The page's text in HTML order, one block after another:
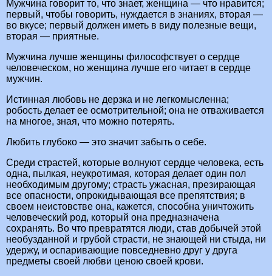
Мужчина говорит то, что знает, женщина — что нравится;
первый, чтобы говорить, нуждается в знаниях, вторая —
во вкусе; первый должен иметь в виду полезные вещи,
вторая — приятные.
Мужчина лучше женщины философствует о сердце
человеческом, но женщина лучше его читает в сердце
мужчин.
Истинная любовь не дерзка и не легкомысленна;
робость делает ее осмотрительной; она не отваживается
на многое, зная, что можно потерять.
Любить глубоко — это значит забыть о себе.
Среди страстей, которые волнуют сердце человека, есть
одна, пылкая, неукротимая, которая делает один пол
необходимым другому; страсть ужасная, презирающая
все опасности, опрокидывающая все препятствия; в
своем неистовстве она, кажется, способна уничтожить
человеческий род, который она предназначена
сохранять. Во что превратятся люди, став добычей этой
необузданной и грубой страсти, не знающей ни стыда, ни
удержу, и оспаривающие повседневно друг у друга
предметы своей любви ценою своей крови.